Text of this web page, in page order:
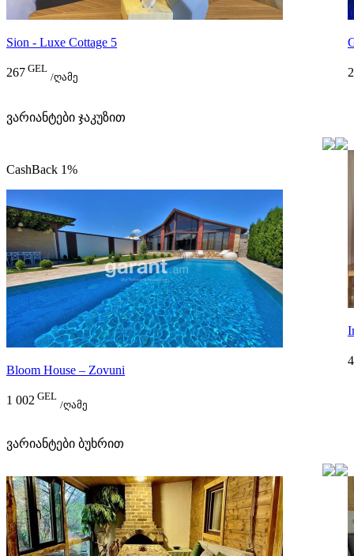
Sion - Luxe Cottage 5
267 GEL
/ღამე
ვარიანტები ჯაკუზით
CashBack 1%
Bloom House – Zovuni
1 002 GEL
/ღამე
ვარიანტები ბუხრით